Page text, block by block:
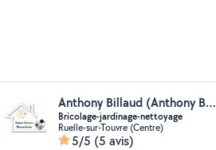
Anthony Billaud (Anthony Billaud EI)
Bricolage-jardinage-nettoyage
Ruelle-sur-Touvre (Centre)
5/5 (5 avis)